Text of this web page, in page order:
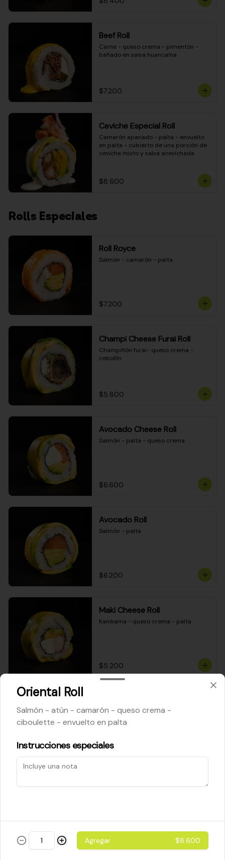
Beef Roll
Carne - queso crema - pimentón -
bañado en salsa huancaína
$7.200
Ceviche Especial Roll
Camarón apanado - palta - envuelto
en palta - cubierto de una porción de
ceviche mixto y salsa acevichada
$8.600
Rolls Especiales
Roll Royce
Salmón - camarón - palta
$7.200
Champi Cheese Furai Roll
Champiñón furai- queso crema -
cebollín
$5.800
Avocado Cheese Roll
Salmón - palta - queso crema
$6.600
Avocado Roll
Salmón - palta
$6.200
Maki Cheese Roll
Kanikama - queso crema - palta
$5.200
Queso crema - palta - cebollín
$5.200
$5.800
Oriental Roll
Salmón - atún - camarón - queso crema -
ciboulette - envuelto en palta
Instrucciones especiales
Agregar $8.600